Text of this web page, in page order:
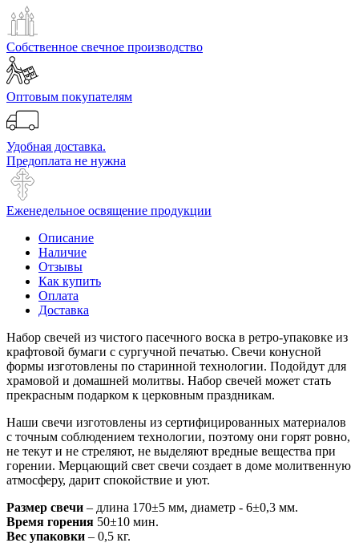
Собственное свечное производство
Оптовым покупателям
Удобная доставка.
Предоплата не нужна
Еженедельное освящение продукции
Описание
Наличие
Отзывы
Как купить
Оплата
Доставка
Набор свечей из чистого пасечного воска в ретро-упаковке из
крафтовой бумаги с сургучной печатью. Свечи конусной
формы изготовлены по старинной технологии. Подойдут для
храмовой и домашней молитвы. Набор свечей может стать
прекрасным подарком к церковным праздникам.
Наши свечи изготовлены из сертифицированных материалов
с точным соблюдением технологии, поэтому они горят ровно,
не текут и не стреляют, не выделяют вредные вещества при
горении. Мерцающий свет свечи создает в доме молитвенную
атмосферу, дарит спокойствие и уют.
Размер свечи – длина 170±5 мм, диаметр - 6±0,3 мм.
Время горения 50±10 мин.
Вес упаковки – 0,5 кг.